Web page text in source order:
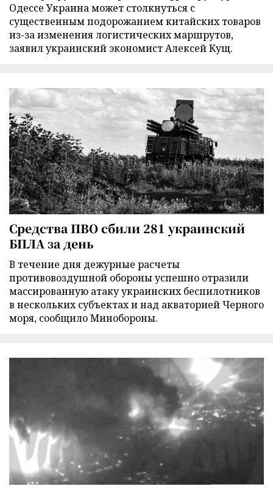
Одессе Украина может столкнуться с
существенным подорожанием китайских товаров
из-за изменения логистических маршрутов,
заявил украинский экономист Алексей Кущ.
Средства ПВО сбили 281 украинский
БПЛА за день
В течение дня дежурные расчеты
противовоздушной обороны успешно отразили
массированную атаку украинских беспилотников
в нескольких субъектах и над акваторией Черного
моря, сообщило Минобороны.